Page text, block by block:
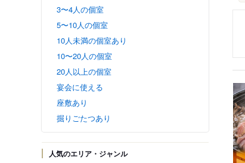
3〜4人の個室
5〜10人の個室
10人未満の個室あり
10〜20人の個室
20人以上の個室
宴会に使える
座敷あり
掘りごたつあり
人気のエリア・ジャンル